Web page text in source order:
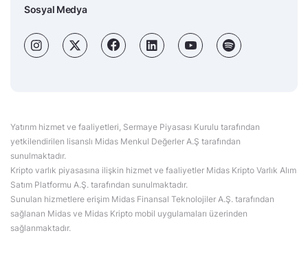
Sosyal Medya
Yatırım hizmet ve faaliyetleri, Sermaye Piyasası Kurulu tarafından
yetkilendirilen lisanslı Midas Menkul Değerler A.Ş tarafından
sunulmaktadır.
Kripto varlık piyasasına ilişkin hizmet ve faaliyetler Midas Kripto Varlık Alım
Satım Platformu A.Ş. tarafından sunulmaktadır.
Sunulan hizmetlere erişim Midas Finansal Teknolojiler A.Ş. tarafından
sağlanan Midas ve Midas Kripto mobil uygulamaları üzerinden
sağlanmaktadır.